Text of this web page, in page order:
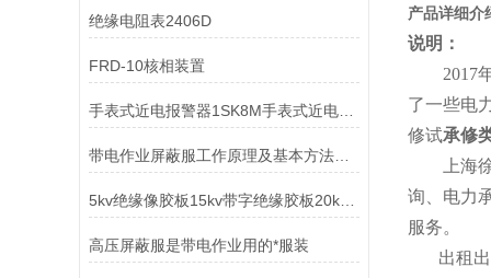
绝缘电阻表2406D
FRD-10核相装置
手表式近电报警器1SK8M手表式近电报警器1SK8F
带电作业屏蔽服工作原理及基本方法解析
5kv绝缘像胶板15kv带字绝缘胶板20kv防静电橡胶板
高压屏蔽服是带电作业用的*服装
产品详细介
说明：
2017年
了一些电
修试承修
上海徐
询、电力
服务。
出租出